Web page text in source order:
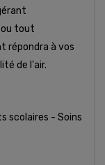
ou tout
répondra à vos
de l'air.
scolaires - Soins